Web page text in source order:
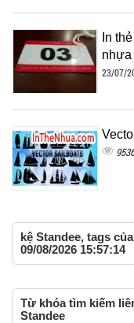
In
nhựa
23/07/
9536
kệ Standee, tags
09/08/2026 15:57:14
Từ khóa tìm kiếm
Standee